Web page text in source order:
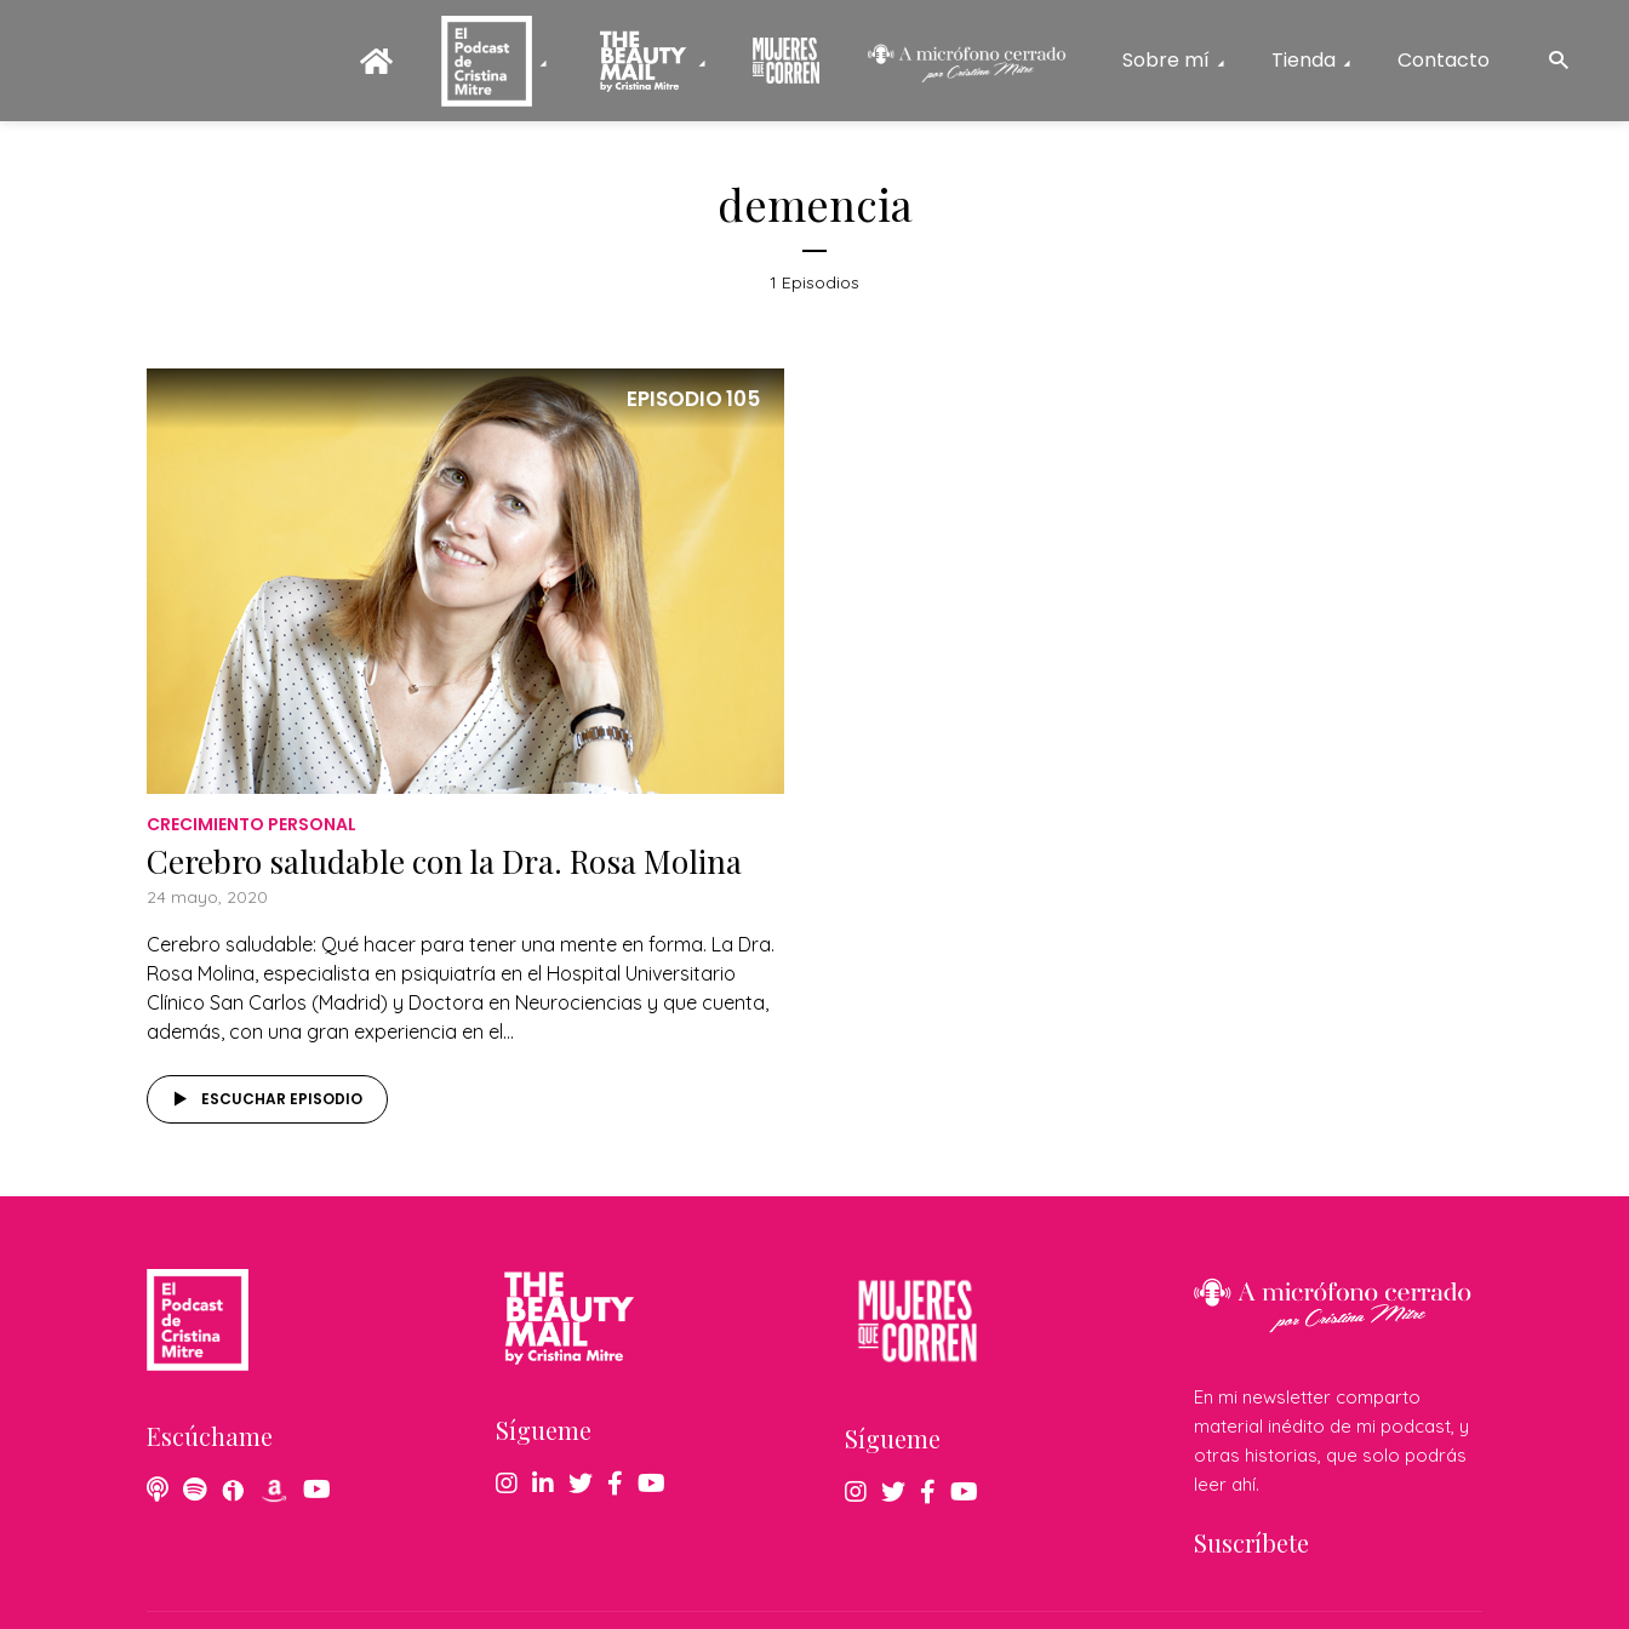
Sobre mí Tienda Contacto
demencia
1 Episodios
EPISODIO105
CRECIMIENTO PERSONAL
Cerebro saludable con la Dra. Rosa Molina
24 mayo, 2020
Cerebro saludable: Qué hacer para tener una mente en forma. La Dra.
Rosa Molina, especialista en psiquiatría en el Hospital Universitario
Clínico San Carlos (Madrid) y Doctora en Neurociencias y que cuenta,
además, con una gran experiencia en el...
ESCUCHAR EPISODIO
Escúchame Sígueme Sígueme
En mi newsletter comparto
material inédito de mi podcast, y
otras historias, que solo podrás
leer ahí.
Suscríbete